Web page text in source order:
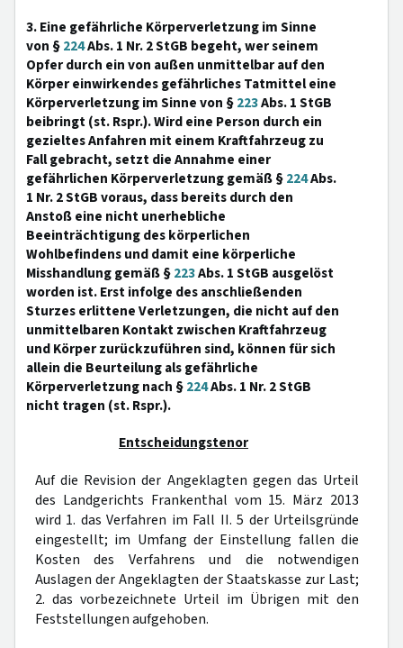
3. Eine gefährliche Körperverletzung im Sinne
von §224Abs. 1 Nr. 2 StGB begeht, wer seinem
Opfer durch ein von außen unmittelbar auf den
Körper einwirkendes gefährliches Tatmittel eine
Körperverletzung im Sinne von §223Abs. 1 StGB
beibringt (st. Rspr.). Wird eine Person durch ein
gezieltes Anfahren mit einem Kraftfahrzeug zu
Fall gebracht, setzt die Annahme einer
gefährlichen Körperverletzung gemäß §224Abs.
1 Nr. 2 StGB voraus, dass bereits durch den
Anstoß eine nicht unerhebliche
Beeinträchtigung des körperlichen
Wohlbefindens und damit eine körperliche
Misshandlung gemäß §223Abs. 1 StGB ausgelöst
worden ist. Erst infolge des anschließenden
Sturzes erlittene Verletzungen, die nicht auf den
unmittelbaren Kontakt zwischen Kraftfahrzeug
und Körper zurückzuführen sind, können für sich
allein die Beurteilung als gefährliche
Körperverletzung nach §224Abs. 1 Nr. 2 StGB
nicht tragen (st. Rspr.).
Entscheidungstenor
Auf die Revision der Angeklagten gegen das Urteil
des Landgerichts Frankenthal vom 15. März 2013
wird 1. das Verfahren im Fall II. 5 der Urteilsgründe
eingestellt; im Umfang der Einstellung fallen die
Kosten des Verfahrens und die notwendigen
Auslagen der Angeklagten der Staatskasse zur Last;
2. das vorbezeichnete Urteil im Übrigen mit den
Feststellungen aufgehoben.